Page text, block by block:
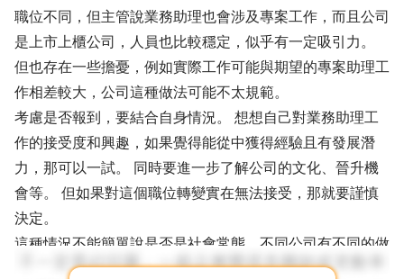
職位不同，但主管說業務助理也會涉及專案工作，而且公司
是上市上櫃公司，人員也比較穩定，似乎有一定吸引力。
但也存在一些擔憂，例如實際工作可能與期望的專案助理工
作相差較大，公司這種做法可能不太規範。
考慮是否報到，要結合自身情況。 想想自己對業務助理工
作的接受度和興趣，如果覺得能從中獲得經驗且有發展潛
力，那可以一試。 同時要進一步了解公司的文化、晉升機
會等。 但如果對這個職位轉變實在無法接受，那就要謹慎
決定。
這種情況不能簡單說是否是社會常態，不同公司有不同的做
法。 總之，要綜合多面向因素來權衡，不能僅僅因為被錄